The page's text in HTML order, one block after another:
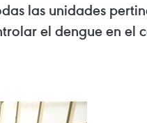
las unidades
el dengue en el